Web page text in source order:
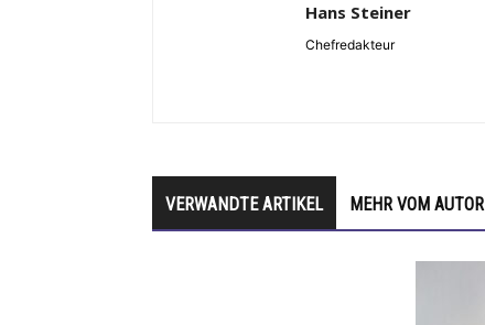
Hans Steiner
Chefredakteur
VERWANDTE ARTIKEL MEHR VOM AUTOR